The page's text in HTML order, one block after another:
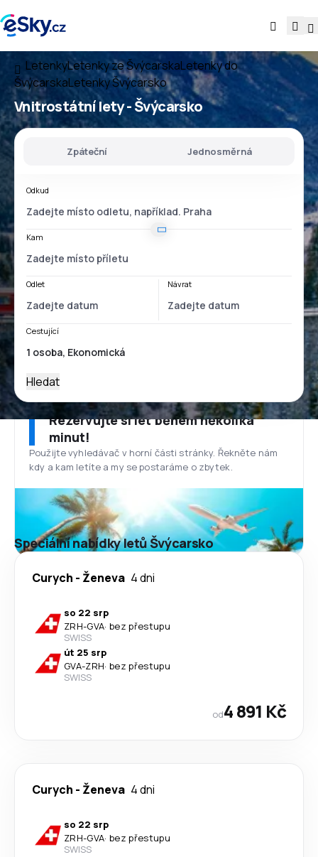
LetenkyLetenky ze ŠvýcarskaLetenky do
ŠvýcarskaLetenky Švýcarsko
Vnitrostátní lety -Švýcarsko
Zpáteční Jednosměrná
Odkud
Kam
Odlet Návrat
Cestující
Hledat
Rezervujte si let během několika
minut!
Použijte vyhledávač v horní části stránky. Řekněte nám
kdy a kam letíte a my se postaráme o zbytek.
Speciální nabídky letů Švýcarsko
Curych - Ženeva 4 dni
so 22 srp
ZRH-GVA· bez přestupu
SWISS
út 25 srp
GVA-ZRH· bez přestupu
SWISS
od4 891 Kč
Curych - Ženeva 4 dni
so 22 srp
ZRH-GVA· bez přestupu
SWISS